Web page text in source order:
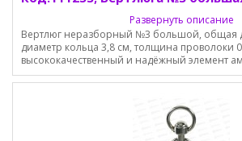
Развернуть описание
Вертлюг неразборный №3 большой, общая
диаметр кольца 3,8 см, толщина проволоки
высококачественный и надёжный элемент